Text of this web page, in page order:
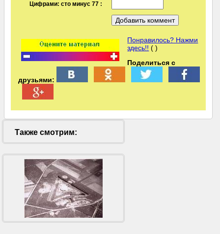
Цифрами: сто минус 77 :
Понравилось? Нажми
здесь!! ( )
Поделиться с
друзьями:
Также смотрим: